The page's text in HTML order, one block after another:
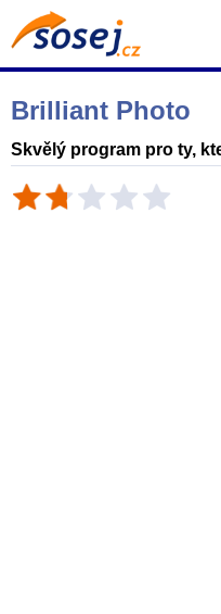
Brilliant Photo
Skvělý program pro ty,